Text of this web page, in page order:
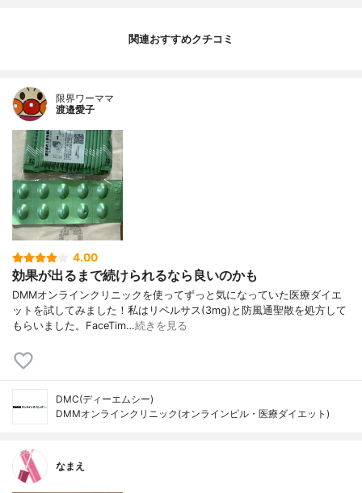
関連おすすめクチコミ
限界ワーママ
渡邉愛子
4.00
効果が出るまで続けられるなら良いのかも
DMMオンラインクリニックを使ってずっと気になっていた医療ダイエ
ットを試してみました！私はリベルサス(3mg)と防風通聖散を処方して
もらいました。FaceTim…続きを見る
DMC(ディーエムシー)
DMMオンラインクリニック(オンラインピル・医療ダイエット)
なまえ